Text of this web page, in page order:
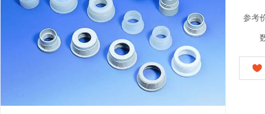
参考